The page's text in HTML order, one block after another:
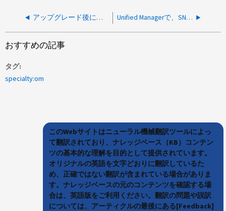
アップグレード後に重複排除によるスペース削減量と圧縮によるスペース削減量がボリューム容量レポートに表示されない Unified Managerで、SNMP V1とSNMP V3のOID文字列が一致していません
おすすめの記事
タグ
specialty:om
このWebサイトはニューラル機械翻訳ツールによっ
て翻訳されており、ナレッジベース（KB）コンテン
ツの基本的な理解を目的として提供されています。
オリジナルの英語を文字どおりに翻訳しているた
め、正確ではない翻訳が含まれている場合がありま
す。ナレッジベースの元のコンテンツを確認する場
合は、英語版をご利用ください。翻訳の問題や誤訳
については、アーティクルの最後にある[Feedback]